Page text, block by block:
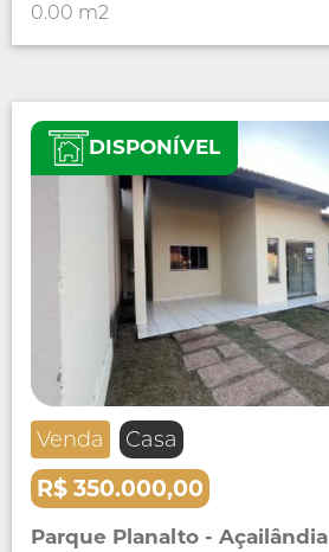
0.00 m2
DISPONÍVEL
Venda Casa
R$ 350.000,00
Parque Planalto - Açailândia